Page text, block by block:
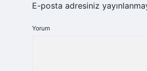
E-posta adresiniz
Yorum